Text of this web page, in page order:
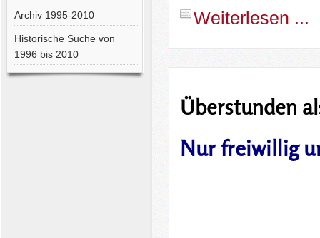
Archiv 1995-2010
Historische Suche von
1996 bis 2010
Weiterlesen ...
Überstunden
Nur freiwillig